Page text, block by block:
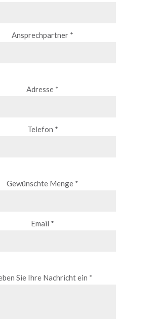
Ansprechpartner *
Adresse *
Telefon *
Gewünschte Menge *
Email *
Sie Ihre Nachricht ein *